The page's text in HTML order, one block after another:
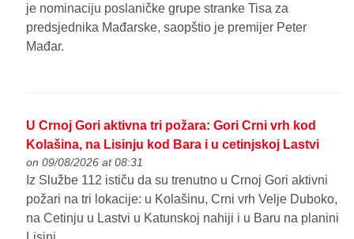
je nominaciju poslaničke grupe stranke Tisa za
predsjednika Mađarske, saopštio je premijer Peter
Mađar.
U Crnoj Gori aktivna tri požara: Gori Crni vrh kod
Kolašina, na Lisinju kod Bara i u cetinjskoj Lastvi
on 09/08/2026 at 08:31
Iz Službe 112 ističu da su trenutno u Crnoj Gori aktivni
požari na tri lokacije: u Kolašinu, Crni vrh Velje Duboko,
na Cetinju u Lastvi u Katunskoj nahiji i u Baru na planini